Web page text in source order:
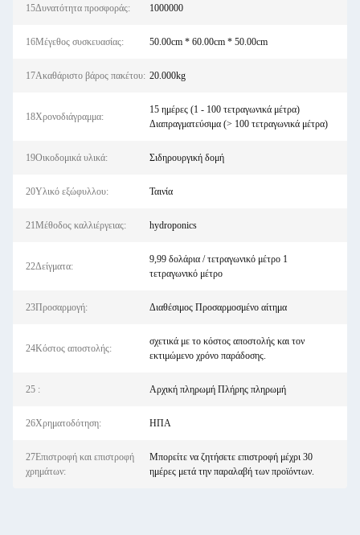
15Δυνατότητα προσφοράς: 1000000
16Μέγεθος συσκευασίας: 50.00cm * 60.00cm * 50.00cm
17Ακαθάριστο βάρος πακέτου: 20.000kg
18Χρονοδιάγραμμα:
15 ημέρες (1 - 100 τετραγωνικά μέτρα)
Διαπραγματεύσιμα (> 100 τετραγωνικά μέτρα)
19Οικοδομικά υλικά: Σιδηρουργική δομή
20Υλικό εξώφυλλου: Ταινία
21Μέθοδος καλλιέργειας: hydroponics
22Δείγματα:
9,99 δολάρια / τετραγωνικό μέτρο 1
τετραγωνικό μέτρο
23Προσαρμογή: Διαθέσιμος Προσαρμοσμένο αίτημα
24Κόστος αποστολής:
σχετικά με το κόστος αποστολής και τον
εκτιμώμενο χρόνο παράδοσης.
25 : Αρχική πληρωμή Πλήρης πληρωμή
26Χρηματοδότηση: ΗΠΑ
27Επιστροφή και επιστροφή
χρημάτων:
Μπορείτε να ζητήσετε επιστροφή μέχρι 30
ημέρες μετά την παραλαβή των προϊόντων.